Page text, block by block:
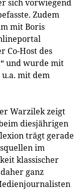
sich vorwiegend
Zudem
mit Boris
Co-Host des
und wurde mit
mit dem
Warzilek zeigt
diesjährigen
trägt gerade
im
klassischer
ganz